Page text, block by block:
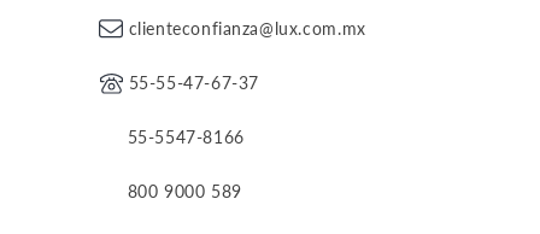
clienteconfianza@lux.com.mx
55-55-47-67-37
55-5547-8166
800 9000 589